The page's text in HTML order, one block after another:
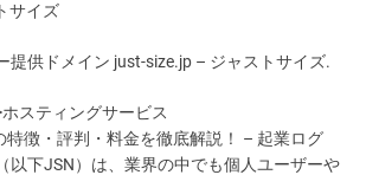
サイズ
提供ドメイン just-size.jp – ジャストサイズ.
スティングサービス
徴・評判・料金を徹底解説！ – 起業ログ
以下JSN）は、業界の中でも個人ユーザーや